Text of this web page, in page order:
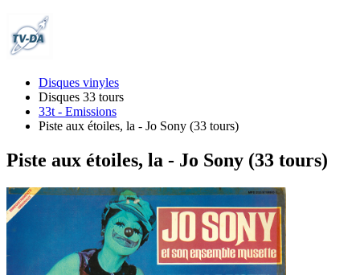
Disques vinyles
Disques 33 tours
33t - Emissions
Piste aux étoiles, la - Jo Sony (33 tours)
Piste aux étoiles, la - Jo Sony (33 tours)